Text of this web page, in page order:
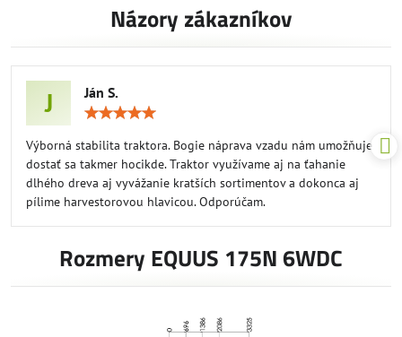
Názory zákazníkov
J Ján S.
5
Výborná stabilita traktora. Bogie náprava vzadu nám umožňuje
dostať sa takmer hocikde. Traktor využívame aj na ťahanie
dlhého dreva aj vyvážanie kratších sortimentov a dokonca aj
pílime harvestorovou hlavicou. Odporúčam.
Rozmery EQUUS 175N 6WDC